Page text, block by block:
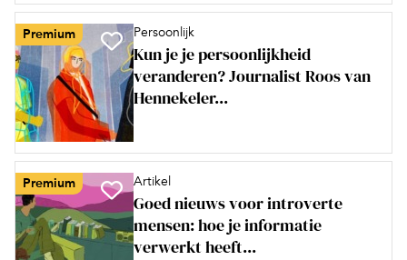
Premium Persoonlijk
Kun je je persoonlijkheid
veranderen? Journalist Roos van
Hennekeler...
Premium Artikel
Goed nieuws voor introverte
mensen: hoe je informatie
verwerkt heeft...